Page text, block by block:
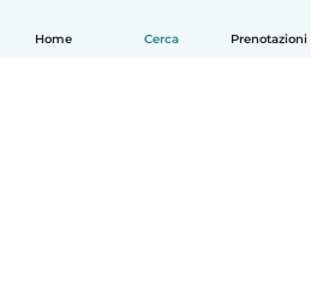
Home Cerca Prenotazioni